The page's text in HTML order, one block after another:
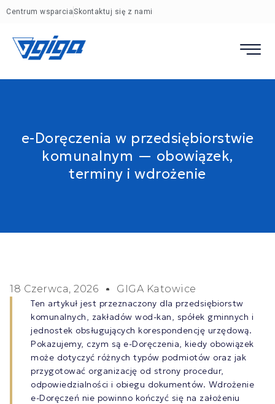
Centrum wsparciaSkontaktuj się z nami
e-Doręczenia w przedsiębiorstwie
komunalnym — obowiązek,
terminy i wdrożenie
18 Czerwca, 2026 GIGA Katowice
Ten artykuł jest przeznaczony dla przedsiębiorstw
komunalnych, zakładów wod-kan, spółek gminnych i
jednostek obsługujących korespondencję urzędową.
Pokazujemy, czym są e-Doręczenia, kiedy obowiązek
może dotyczyć różnych typów podmiotów oraz jak
przygotować organizację od strony procedur,
odpowiedzialności i obiegu dokumentów. Wdrożenie
e-Doręczeń nie powinno kończyć się na założeniu